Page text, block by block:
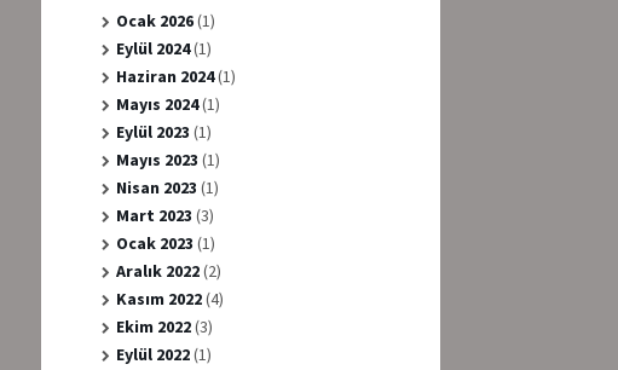
Ocak 2026(1)
Eylül 2024(1)
Haziran 2024(1)
Mayıs 2024(1)
Eylül 2023 (1)
Mayıs 2023 (1)
Nisan 2023 (1)
Mart 2023 (3)
Ocak 2023 (1)
Aralık 2022(2)
Kasım 2022(4)
Ekim 2022(3)
Eylül 2022(1)